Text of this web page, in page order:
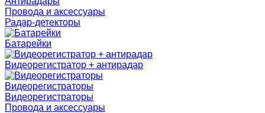
Провода и аксессуары
Радар-детекторы
Батарейки
Видеорегистратор + антирадар
Видеорегистраторы
Видеорегистраторы
Провода и аксессуары